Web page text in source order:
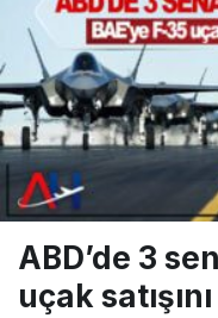
ABD’de 3
uçak